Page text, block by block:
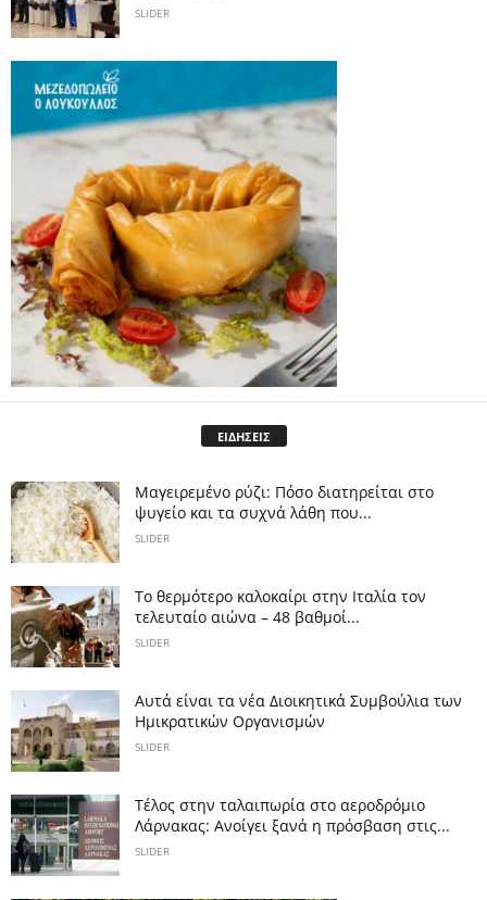
SLIDER
ΕΙΔΗΣΕΙΣ
Μαγειρεμένο ρύζι: Πόσο διατηρείται στο
ψυγείο και τα συχνά λάθη που...
SLIDER
Το θερμότερο καλοκαίρι στην Ιταλία τον
τελευταίο αιώνα – 48 βαθμοί...
SLIDER
Αυτά είναι τα νέα Διοικητικά Συμβούλια των
Ημικρατικών Οργανισμών
SLIDER
Tέλος στην ταλαιπωρία στο αεροδρόμιο
Λάρνακας: Ανοίγει ξανά η πρόσβαση στις...
SLIDER